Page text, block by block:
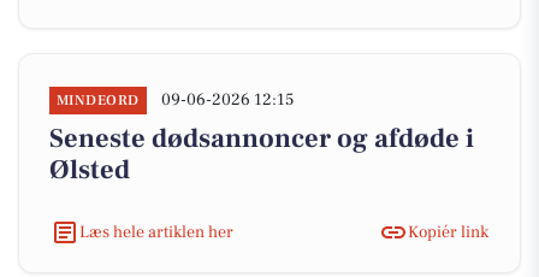
MINDEORD 09-06-2026 12:15
Seneste dødsannoncer og afdøde i
Ølsted
Læs hele artiklen her Kopiér link